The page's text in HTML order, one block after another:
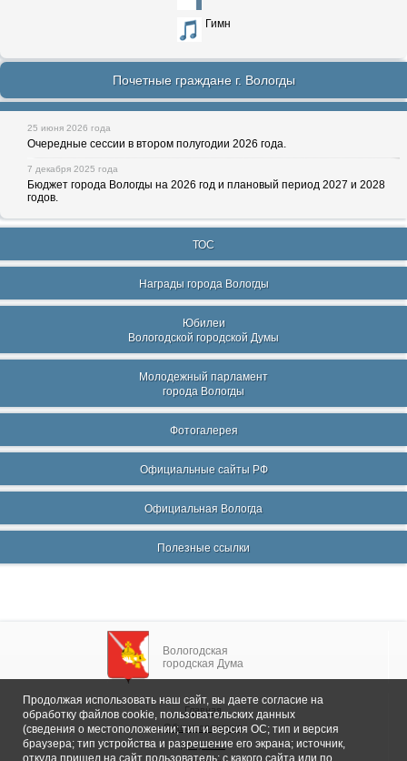
Гимн
Почетные граждане г. Вологды
25 июня 2026 года
Очередные сессии в втором полугодии 2026 года.
7 декабря 2025 года
Бюджет города Вологды на 2026 год и плановый период 2027 и 2028
годов.
ТОС
Награды города Вологды
Юбилеи
Вологодской городской Думы
Молодежный парламент
города Вологды
Фотогалерея
Официальные сайты РФ
Официальная Вологда
Полезные ссылки
Вологодская
городская Дума
Главная
Общие сведения
Депутаты
Продолжая использовать наш сайт, вы даете согласие на
обработку файлов cookie, пользовательских данных
(сведения о местоположении; тип и версия ОС; тип и версия
браузера; тип устройства и разрешение его экрана; источник,
откуда пришел на сайт пользователь; с какого сайта или по